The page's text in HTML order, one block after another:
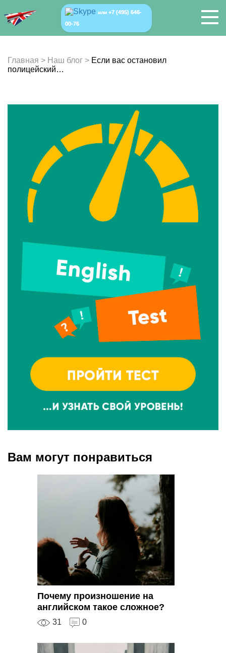
или +7 (495) 646-
00-76
Главная > Наш блог > Если вас остановил
полицейский…
Вам могут понравиться
Почему произношение на
английском такое сложное?
31 0